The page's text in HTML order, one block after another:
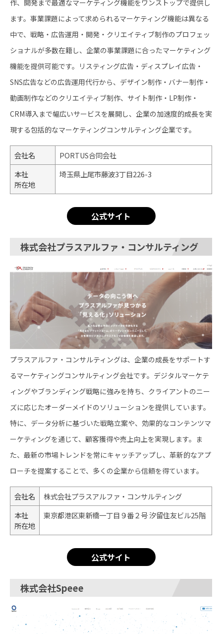
作、開発まで最適なマーケティング機能をワンストップで提供し
ます。事業課題によって求められるマーケティング機能は異なる
中で、戦略・広告運用・開発・クリエイティブ制作のプロフェッ
ショナルが多数在籍し、企業の事業課題に合ったマーケティング
機能を提供可能です。リスティング広告・ディスプレイ広告・
SNS広告などの広告運用代行から、デザイン制作・バナー制作・
動画制作などのクリエイティブ制作、サイト制作・LP制作・
CRM導入まで幅広いサービスを展開し、企業の加速度的成長を実
現する包括的なマーケティングコンサルティング企業です。
会社名
PORTUS合同会社
本社
所在地
埼玉県上尾市藤波3丁目226-3
公式サイト
株式会社プラスアルファ・コンサルティング
プラスアルファ・コンサルティングは、企業の成長をサポートす
るマーケティングコンサルティング会社です。デジタルマーケテ
ィングやブランディング戦略に強みを持ち、クライアントのニー
ズに応じたオーダーメイドのソリューションを提供しています。
特に、データ分析に基づいた戦略立案や、効果的なコンテンツマ
ーケティングを通じて、顧客獲得や売上向上を実現します。ま
た、最新の市場トレンドを常にキャッチアップし、革新的なアプ
ローチを提案することで、多くの企業から信頼を得ています。
会社名
株式会社プラスアルファ・コンサルティング
本社
所在地
東京都港区東新橋一丁目９番２号 汐留住友ビル25階
公式サイト
株式会社Speee